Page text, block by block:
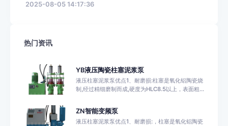
2025-08-05 14:17:36
热门资讯
YB液压陶瓷柱塞泥浆泵
液压柱塞泥浆泵优点1、耐磨损:柱塞是氧化铝陶瓷烧
制,经过精细磨制而成,硬度为HLC8.5以上，表面粗...
ZN智能变频泵
液压柱塞泥浆泵优点1、耐磨损:，柱塞是氧化铝陶瓷